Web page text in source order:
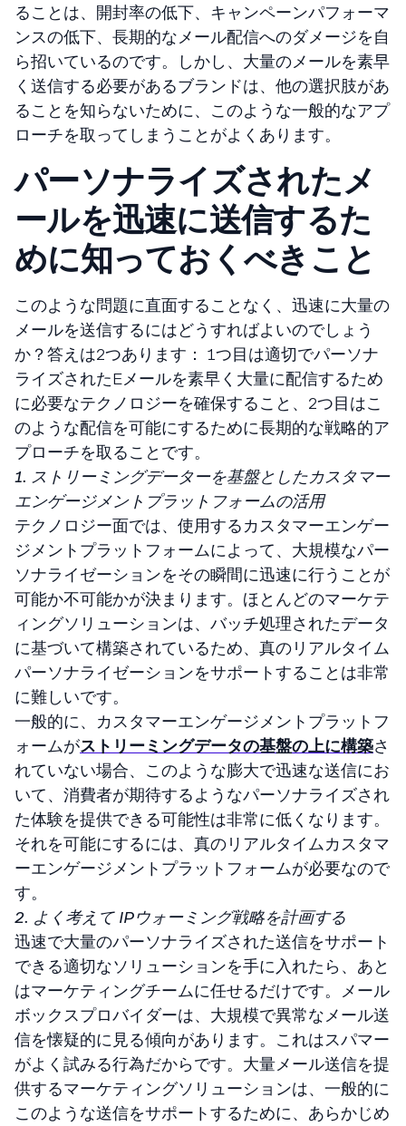
ることは、開封率の低下、キャンペーンパフォーマ
ンスの低下、長期的なメール配信へのダメージを自
ら招いているのです。しかし、大量のメールを素早
く送信する必要があるブランドは、他の選択肢があ
ることを知らないために、このような一般的なアプ
ローチを取ってしまうことがよくあります。
パーソナライズされたメ
ールを迅速に送信するた
めに知っておくべきこと
このような問題に直面することなく、迅速に大量の
メールを送信するにはどうすればよいのでしょう
か？答えは2つあります： 1つ目は適切でパーソナ
ライズされたEメールを素早く大量に配信するため
に必要なテクノロジーを確保すること、2つ目はこ
のような配信を可能にするために長期的な戦略的ア
プローチを取ることです。
1. ストリーミングデーターを基盤としたカスタマー
エンゲージメントプラットフォームの活用
テクノロジー面では、使用するカスタマーエンゲー
ジメントプラットフォームによって、大規模なパー
ソナライゼーションをその瞬間に迅速に行うことが
可能か不可能かが決まります。ほとんどのマーケテ
ィングソリューションは、バッチ処理されたデータ
に基づいて構築されているため、真のリアルタイム
パーソナライゼーションをサポートすることは非常
に難しいです。
一般的に、カスタマーエンゲージメントプラットフ
ォームがストリーミングデータの基盤の上に構築さ
れていない場合、このような膨大で迅速な送信にお
いて、消費者が期待するようなパーソナライズされ
た体験を提供できる可能性は非常に低くなります。
それを可能にするには、真のリアルタイムカスタマ
ーエンゲージメントプラットフォームが必要なので
す。
2. よく考えて IPウォーミング戦略を計画する
迅速で大量のパーソナライズされた送信をサポート
できる適切なソリューションを手に入れたら、あと
はマーケティングチームに任せるだけです。メール
ボックスプロバイダーは、大規模で異常なメール送
信を懐疑的に見る傾向があります。これはスパマー
がよく試みる行為だからです。大量メール送信を提
供するマーケティングソリューションは、一般的に
このような送信をサポートするために、あらかじめ